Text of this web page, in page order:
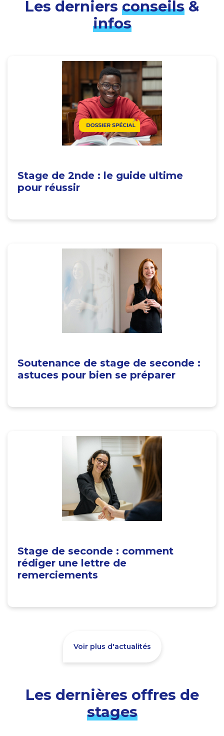
Les derniers conseils&
infos
Stage de 2nde : le guide ultime
pour réussir
Soutenance de stage de seconde :
astuces pour bien se préparer
Stage de seconde : comment
rédiger une lettre de
remerciements
Voir plus d'actualités
Les dernières offres de
stages